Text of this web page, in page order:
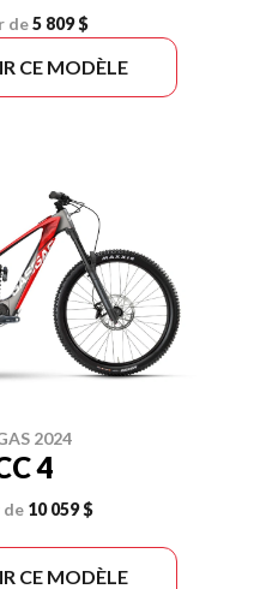
de5 809 $
CE MODÈLE
2024
4
10 059 $
CE MODÈLE